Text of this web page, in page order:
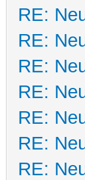
RE:
RE:
RE:
RE:
RE:
RE:
RE: